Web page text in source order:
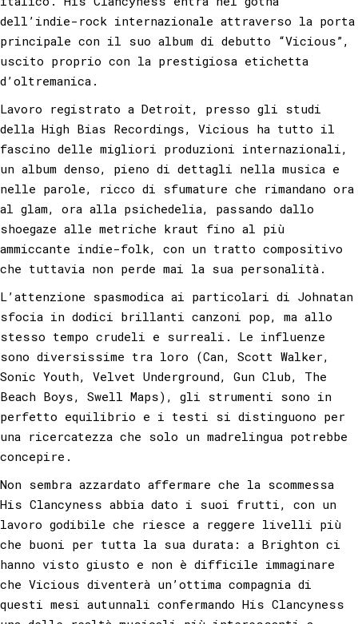
dell’indie-rock internazionale attraverso la porta
principale con il suo album di debutto “Vicious”,
uscito proprio con la prestigiosa etichetta
d’oltremanica.
Lavoro registrato a Detroit, presso gli studi
della High Bias Recordings, Vicious ha tutto il
fascino delle migliori produzioni internazionali,
un album denso, pieno di dettagli nella musica e
nelle parole, ricco di sfumature che rimandano ora
al glam, ora alla psichedelia, passando dallo
shoegaze alle metriche kraut fino al più
ammiccante indie-folk, con un tratto compositivo
che tuttavia non perde mai la sua personalità.
L’attenzione spasmodica ai particolari di Johnatan
sfocia in dodici brillanti canzoni pop, ma allo
stesso tempo crudeli e surreali. Le influenze
sono diversissime tra loro (Can, Scott Walker,
Sonic Youth, Velvet Underground, Gun Club, The
Beach Boys, Swell Maps), gli strumenti sono in
perfetto equilibrio e i testi si distinguono per
una ricercatezza che solo un madrelingua potrebbe
concepire.
Non sembra azzardato affermare che la scommessa
His Clancyness abbia dato i suoi frutti, con un
lavoro godibile che riesce a reggere livelli più
che buoni per tutta la sua durata: a Brighton ci
hanno visto giusto e non è difficile immaginare
che Vicious diventerà un’ottima compagnia di
questi mesi autunnali confermando His Clancyness